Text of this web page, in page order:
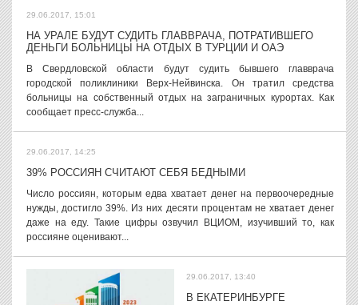
29.06.2017, 15:01
НА УРАЛЕ БУДУТ СУДИТЬ ГЛАВВРАЧА, ПОТРАТИВШЕГО
ДЕНЬГИ БОЛЬНИЦЫ НА ОТДЫХ В ТУРЦИИ И ОАЭ
В Свердловской области будут судить бывшего главврача
городской поликлиники Верх-Нейвинска. Он тратил средства
больницы на собственный отдых на заграничных курортах. Как
сообщает пресс-служба...
29.06.2017, 14:25
39% РОССИЯН СЧИТАЮТ СЕБЯ БЕДНЫМИ
Число россиян, которым едва хватает денег на первоочередные
нужды, достигло 39%. Из них десяти процентам не хватает денег
даже на еду. Такие цифры озвучил ВЦИОМ, изучивший то, как
россияне оценивают...
29.06.2017, 13:40
В ЕКАТЕРИНБУРГЕ